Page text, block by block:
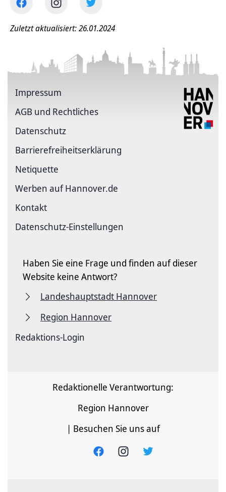
Zuletzt aktualisiert: 26.01.2024
Impressum
AGB und Rechtliches
Datenschutz
Barriere­freiheits­erklärung
Netiquette
Werben auf Hannover.de
Kontakt
Datenschutz-Einstellungen
Haben Sie eine Frage und finden auf dieser
Website keine Antwort?
Landeshauptstadt Hannover
Region Hannover
Redaktions-Login
Redaktionelle Verantwortung:
Region Hannover
| Besuchen Sie uns auf